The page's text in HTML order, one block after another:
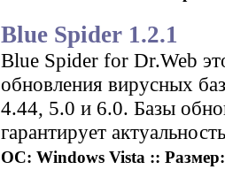
Blue Spider 1.2.1
Blue Spider for Dr.Web
обновления вирусных
4.44, 5.0 и 6.0. Базы
гарантирует
ОС: Windows Vista ::